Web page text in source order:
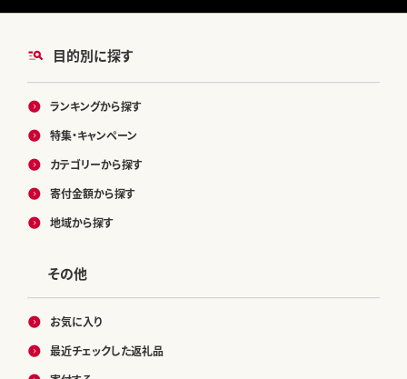
目的別に探す
ランキングから探す
特集・キャンペーン
カテゴリーから探す
寄付金額から探す
地域から探す
その他
お気に入り
最近チェックした返礼品